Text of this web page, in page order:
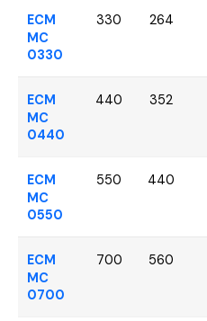
ECM
MC
0330
330 264
ECM
MC
0440
440 352
ECM
MC
0550
550 440
ECM
MC
0700
700 560